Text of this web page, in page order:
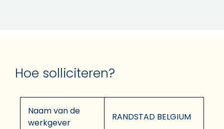
Hoe solliciteren?
Naam van de
werkgever
RANDSTAD BELGIUM